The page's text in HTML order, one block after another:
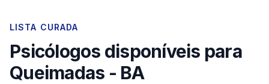
LISTA CURADA
Psicólogos disponíveis para
Queimadas - BA